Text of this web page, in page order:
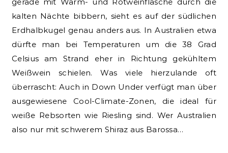
kalten Nächte bibbern, sieht es auf der südlichen
Erdhalbkugel genau anders aus. In Australien etwa
dürfte man bei Temperaturen um die 38 Grad
Celsius am Strand eher in Richtung gekühltem
Weißwein schielen. Was viele hierzulande oft
überrascht: Auch in Down Under verfügt man über
ausgewiesene Cool-Climate-Zonen, die ideal für
weiße Rebsorten wie Riesling sind. Wer Australien
also nur mit schwerem Shiraz aus Barossa…